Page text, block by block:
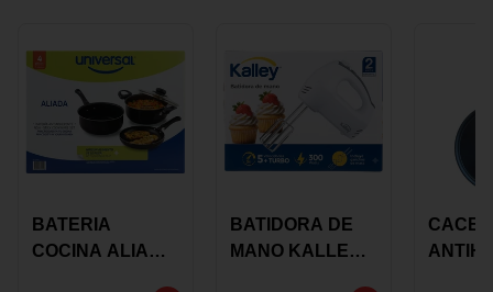
BATERIA
COCINA ALIADA
BATIDORA DE
MANO KALLEY